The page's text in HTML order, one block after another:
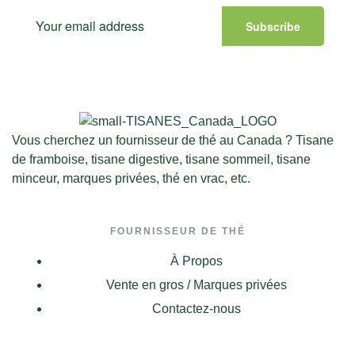
Subscribe
Vous cherchez un fournisseur de thé au Canada ? Tisane
de framboise, tisane digestive, tisane sommeil, tisane
minceur, marques privées, thé en vrac, etc.
FOURNISSEUR DE THÉ
À Propos
Vente en gros / Marques privées
Contactez-nous